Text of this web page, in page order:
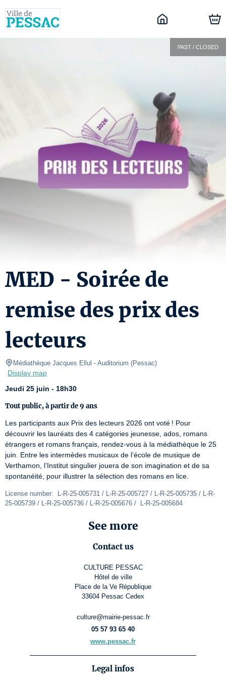
PAST / CLOSED
MED - Soirée de
remise des prix des
lecteurs
Médiathèque Jacques Ellul - Auditorium (Pessac)
Display map
Jeudi 25 juin - 18h30
Tout public, à partir de 9 ans
Les participants aux Prix des lecteurs 2026 ont voté ! Pour
découvrir les lauréats des 4 catégories jeunesse, ados, romans
étrangers et romans français, rendez-vous à la médiathèque le 25
juin. Entre les intermèdes musicaux de l’école de musique de
Verthamon, l’Institut singulier jouera de son imagination et de sa
spontanéité, pour illustrer la sélection des romans en lice.
License number:  L-R-25-005731 / L-R-25-005727 / L-R-25-005735 / L-R-
25-005739 / L-R-25-005736 / L-R-25-005676 /  L-R-25-005684
See more
Contact us
CULTURE PESSAC
Hôtel de ville
Place de la Ve République
33604 Pessac Cedex
culture@mairie-pessac.fr
05 57 93 65 40
www.pessac.fr
Legal infos